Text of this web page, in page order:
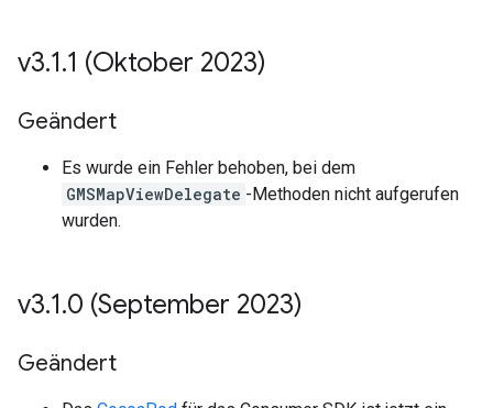
v3.1.1 (Oktober 2023)
Geändert
Es wurde ein Fehler behoben, bei dem
GMSMapViewDelegate -Methoden nicht aufgerufen
wurden.
v3.1.0 (September 2023)
Geändert